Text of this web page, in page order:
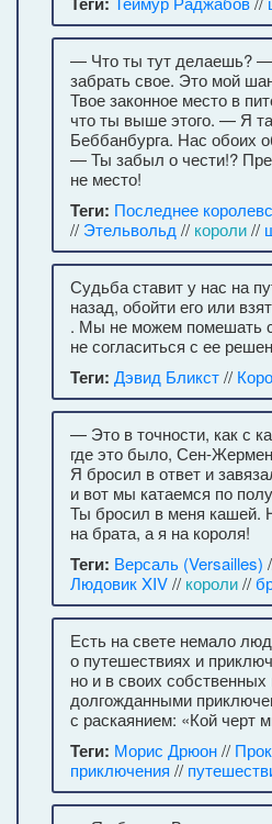
— Что ты тут делаешь?
забрать свое. Это мой
Твое законное место в
что ты выше этого. — Я
Беббанбурга. Нас обоих
— Ты забыл о чести!?
не место!
Теги: Последнее
// Этельвольд // короли//
Судьба ставит у нас на
назад, обойти его или
. Мы не можем помешать
не согласиться с ее
Теги: Дэвид Бликст//
— Это в точности, как с
где это было, Сен-
Я бросил в ответ и
и вот мы катаемся по
Ты бросил в меня кашей.
на брата, а я на короля!
Теги: Версаль (Versailles)
Людовик XIV// короли//
Есть на свете немало
о путешествиях и
но и в своих собственных
долгожданными
с раскаянием: «Кой черт
Теги: Морис Дрюон//
приключения //